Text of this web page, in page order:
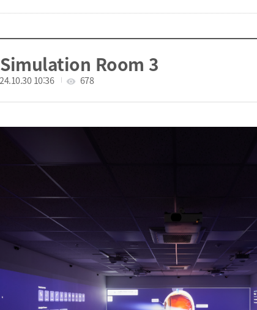
Room 3
10:36 조회수
visibility 678